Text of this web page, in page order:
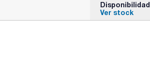
Disponibilidad
Ver stock